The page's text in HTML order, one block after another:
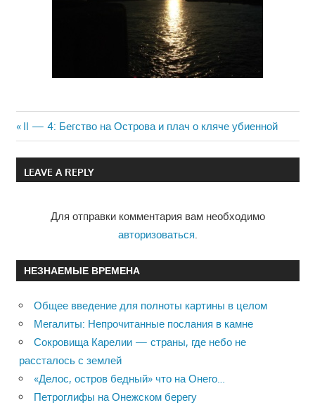
Навигация
по
Previous
Post:
II — 4: Бегство на Острова и плач о кляче убиенной
LEAVE A REPLY
Для отправки комментария вам необходимо
авторизоваться.
НЕЗНАЕМЫЕ ВРЕМЕНА
Общее введение для полноты картины в целом
Мегалиты: Непрочитанные послания в камне
Сокровища Карелии — страны, где небо не
рассталось с землей
«Делос, остров бедный» что на Онего…
Петроглифы на Онежском берегу